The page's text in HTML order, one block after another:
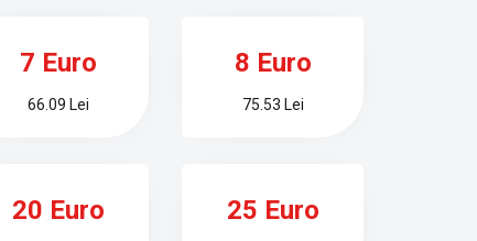
7 Euro
66.09 Lei
8 Euro
75.53 Lei
20 Euro 25 Euro